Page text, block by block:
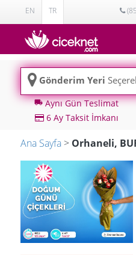
EN TR
Gönderim Yeri
local_shippingAynı Gün Teslimat
6 Ay Taksit İmkanı
Ana Sayfa > Orhaneli,